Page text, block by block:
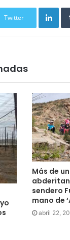
Twitter
Más de
sendero
mano de
abril 22,